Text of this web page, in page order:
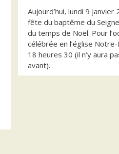
Aujourd’hui, lundi 9
fête du baptême du
du temps de Noël. Pour
célébrée en l’église
18 heures 30 (il n’y aura
avant).